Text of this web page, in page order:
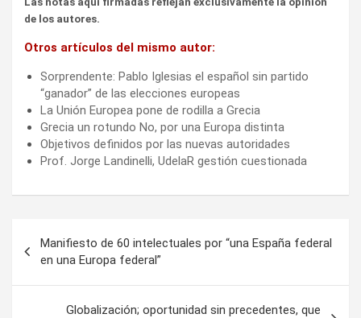
de los autores.
Otros artículos del mismo autor:
Sorprendente: Pablo Iglesias el español sin partido
“ganador” de las elecciones europeas
La Unión Europea pone de rodilla a Grecia
Grecia un rotundo No, por una Europa distinta
Objetivos definidos por las nuevas autoridades
Prof. Jorge Landinelli, UdelaR gestión cuestionada
de
entradas
Manifiesto de 60 intelectuales por “una España federal
en una Europa federal”
Globalización; oportunidad sin precedentes, que